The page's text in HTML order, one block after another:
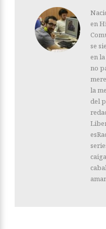
en
se
en
no
la
del